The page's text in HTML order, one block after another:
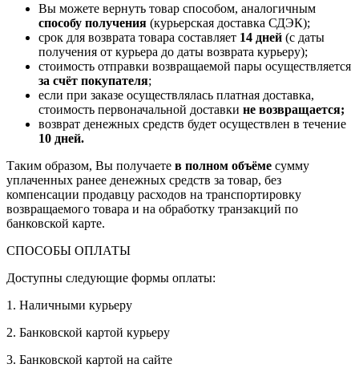
Вы можете вернуть товар способом, аналогичным
способу получения (курьерская доставка СДЭК);
срок для возврата товара составляет 14 дней (с даты
получения от курьера до даты возврата курьеру);
стоимость отправки возвращаемой пары осуществляется
за счёт покупателя;
если при заказе осуществлялась платная доставка,
стоимость первоначальной доставки не возвращается;
возврат денежных средств будет осуществлен в течение
10 дней.
Таким образом, Вы получаете в полном объёме сумму
уплаченных ранее денежных средств за товар, без
компенсации продавцу расходов на транспортировку
возвращаемого товара и на обработку транзакций по
банковской карте.
СПОСОБЫ ОПЛАТЫ
Доступны следующие формы оплаты:
1. Наличными курьеру
2. Банковской картой курьеру
3. Банковской картой на сайте